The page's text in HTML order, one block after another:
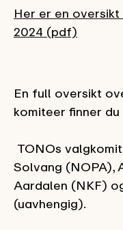
Her er en
2024 (pdf)
En full oversikt
komiteer finner du
TONOs
Solvang (NOPA),
Aardalen (NKF)
(uavhengig).